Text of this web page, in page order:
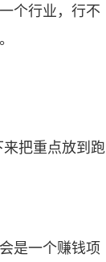
个行业，行不
把重点放到跑
是一个赚钱项